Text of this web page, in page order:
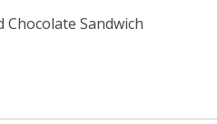
Chocolate Sandwich